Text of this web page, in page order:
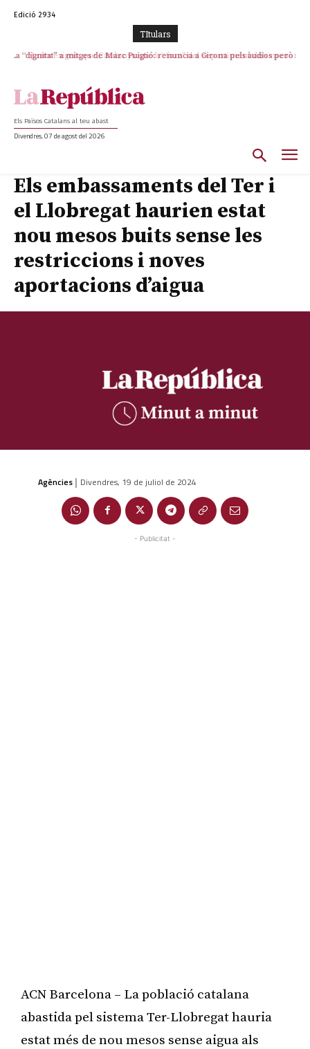
Edició 2934
TItulars
La “dignitat” a mitges de Marc Puigtió: renuncia a Girona pels àudios però
Junts exigeix que Catalunya quedi “fora” del repartiment dels menors
Els Països Catalans al teu abast
Divendres, 07 de agost del 2026
Els embassaments del Ter i
el Llobregat haurien estat
nou mesos buits sense les
restriccions i noves
aportacions d’aigua
Agències | Divendres, 19 de juliol de 2024
- Publicitat -
ACN Barcelona – La població catalana
abastida pel sistema Ter-Llobregat hauria
estat més de nou mesos sense aigua als